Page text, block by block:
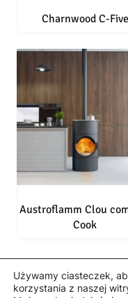
Charnwood C-Five
Austroflamm Clou
Cook
Używamy ciasteczek,
korzystania z naszej